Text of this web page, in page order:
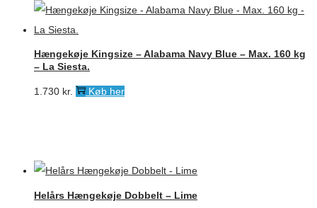
Hængekøje Kingsize – Alabama Navy Blue – Max. 160 kg
– La Siesta.
1.730 kr. Køb her
Helårs Hængekøje Dobbelt – Lime